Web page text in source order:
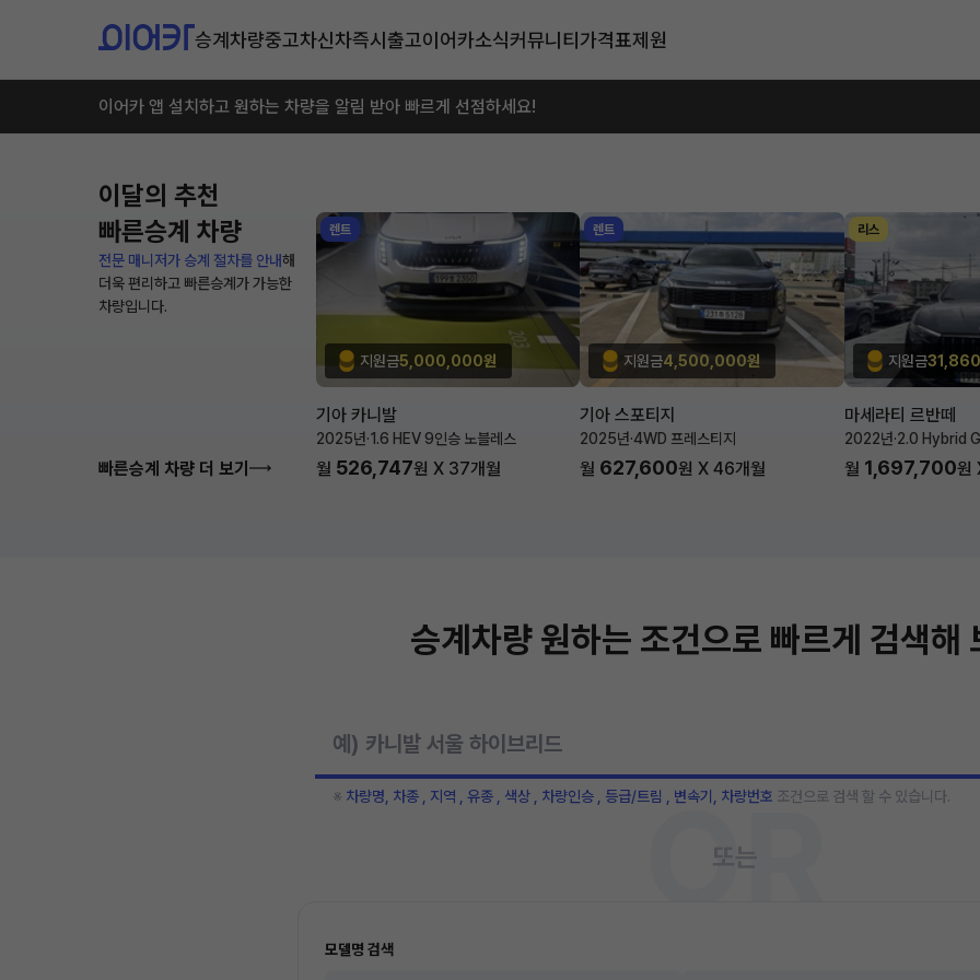
승계차량중고차신차즉시출고이어카소식커뮤니티가격표제원
이어카 앱 설치하고 원하는 차량을 알림 받아 빠르게 선점하세요!
이달의 추천
빠른승계 차량
전문 매니저가 승계 절차를 안내해
더욱 편리하고 빠른승계가 가능한
차량입니다.
빠른승계 차량 더 보기
렌트
지원금5,000,000원
기아 카니발
2025년·1.6 HEV 9인승 노블레스
월 526,747원 X 37개월
렌트
지원금4,500,000원
기아 스포티지
2025년·4WD 프레스티지
월 627,600원 X46개월
리스
지원금
마세라티 르반떼
2022년·2.0 Hybrid
월 1,697,700원
승계차량 원하는 조건으로 빠르게 검색해
※ 차량명, 차종 , 지역 , 유종 , 색상 , 차량인승 , 등급/트림 , 변속기, 차량번호 조건으로 검색 할 수 있습니다.
OR
또는
모델명 검색